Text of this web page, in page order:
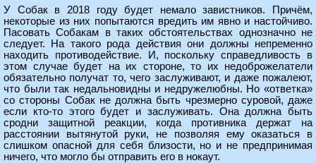
У Собак в 2018 году будет немало завистников. Причём,
некоторые из них попытаются вредить им явно и настойчиво.
Пасовать Собакам в таких обстоятельствах однозначно не
следует. На такого рода действия они должны непременно
находить противодействие. И, поскольку справедливость в
этом случае будет на их стороне, то их недоброжелатели
обязательно получат то, чего заслуживают, и даже пожалеют,
что были так недальновидны и недружелюбны. Но «ответка»
со стороны Собак не должна быть чрезмерно суровой, даже
если кто-то этого будет и заслуживать. Она должна быть
сродни защитной реакции, когда противника держат на
расстоянии вытянутой руки, не позволяя ему оказаться в
слишком опасной для себя близости, но и не предпринимая
ничего, что могло бы отправить его в нокаут.